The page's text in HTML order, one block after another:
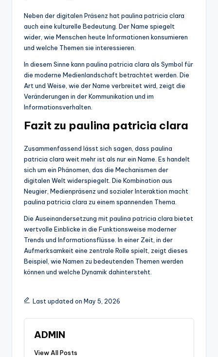
Neben der digitalen Präsenz hat paulina patricia clara
auch eine kulturelle Bedeutung. Der Name spiegelt
wider, wie Menschen heute Informationen konsumieren
und welche Themen sie interessieren.
In diesem Sinne kann paulina patricia clara als Symbol für
die moderne Medienlandschaft betrachtet werden. Die
Art und Weise, wie der Name verbreitet wird, zeigt die
Veränderungen in der Kommunikation und im
Informationsverhalten.
Fazit zu paulina patricia clara
Zusammenfassend lässt sich sagen, dass paulina
patricia clara weit mehr ist als nur ein Name. Es handelt
sich um ein Phänomen, das die Mechanismen der
digitalen Welt widerspiegelt. Die Kombination aus
Neugier, Medienpräsenz und sozialer Interaktion macht
paulina patricia clara zu einem spannenden Thema.
Die Auseinandersetzung mit paulina patricia clara bietet
wertvolle Einblicke in die Funktionsweise moderner
Trends und Informationsflüsse. In einer Zeit, in der
Aufmerksamkeit eine zentrale Rolle spielt, zeigt dieses
Beispiel, wie Namen zu bedeutenden Themen werden
können und welche Dynamik dahintersteht.
Last updated on May 5, 2026
ADMIN
View All Posts